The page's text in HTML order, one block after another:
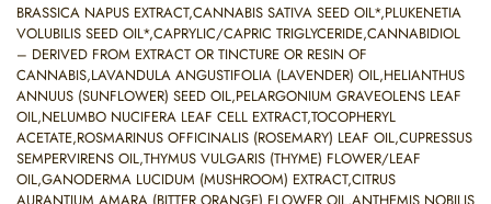
BRASSICA NAPUS EXTRACT,CANNABIS SATIVA SEED OIL*,PLUKENETIA
VOLUBILIS SEED OIL*,CAPRYLIC/CAPRIC TRIGLYCERIDE,CANNABIDIOL
– DERIVED FROM EXTRACT OR TINCTURE OR RESIN OF
CANNABIS,LAVANDULA ANGUSTIFOLIA (LAVENDER) OIL,HELIANTHUS
ANNUUS (SUNFLOWER) SEED OIL,PELARGONIUM GRAVEOLENS LEAF
OIL,NELUMBO NUCIFERA LEAF CELL EXTRACT,TOCOPHERYL
ACETATE,ROSMARINUS OFFICINALIS (ROSEMARY) LEAF OIL,CUPRESSUS
SEMPERVIRENS OIL,THYMUS VULGARIS (THYME) FLOWER/LEAF
OIL,GANODERMA LUCIDUM (MUSHROOM) EXTRACT,CITRUS